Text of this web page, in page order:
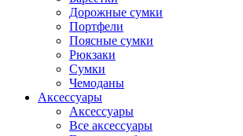
Дорожные сумки
Портфели
Поясные сумки
Рюкзаки
Сумки
Чемоданы
Аксессуары
Аксессуары
Все аксессуары